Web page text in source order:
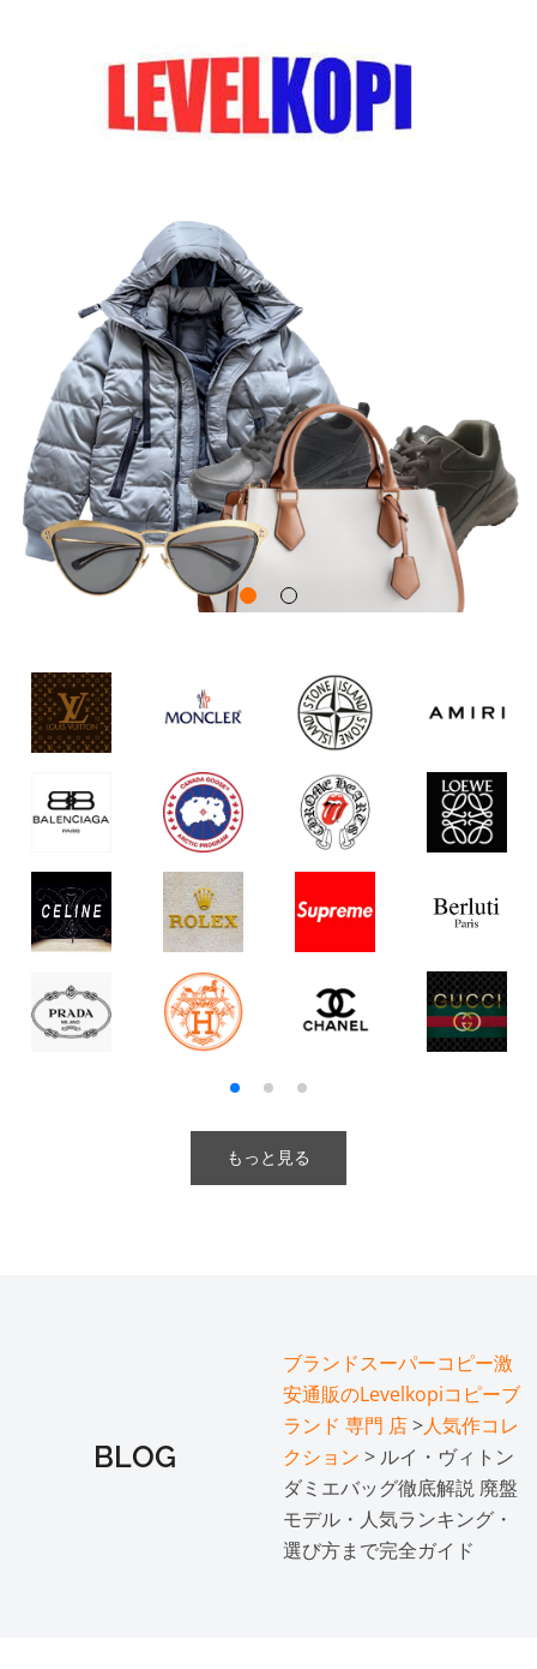
もっと見る
BLOG
ブランドスーパーコピー激
安通販のLevelkopiコピーブ
ランド 専門 店>人気作コレ
クション > ルイ・ヴィトン
ダミエバッグ徹底解説 廃盤
モデル・人気ランキング・
選び方まで完全ガイド